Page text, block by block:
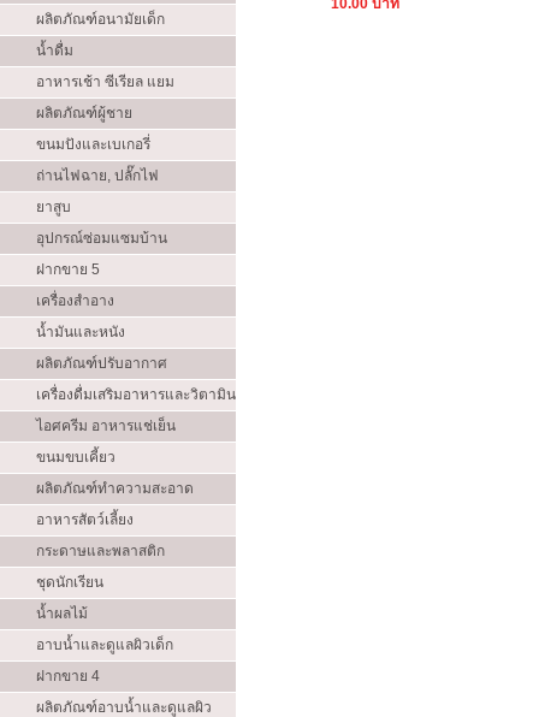
ผลิตภัณฑ์อนามัยเด็ก
น้ำดื่ม
อาหารเช้า ซีเรียล แยม
ผลิตภัณฑ์ผู้ชาย
ขนมปังและเบเกอรี่
ถ่านไฟฉาย, ปลั๊กไฟ
ยาสูบ
อุปกรณ์ซ่อมแซมบ้าน
ฝากขาย 5
เครื่องสำอาง
น้ำมันและหนัง
ผลิตภัณฑ์ปรับอากาศ
เครื่องดื่มเสริมอาหารและวิตามิน
ไอศครีม อาหารแช่เย็น
ขนมขบเคี้ยว
ผลิตภัณฑ์ทำความสะอาด
อาหารสัตว์เลี้ยง
กระดาษและพลาสติก
ชุดนักเรียน
น้ำผลไม้
อาบน้ำและดูแลผิวเด็ก
ฝากขาย 4
ผลิตภัณฑ์อาบน้ำและดูแลผิว
10.00 บาท